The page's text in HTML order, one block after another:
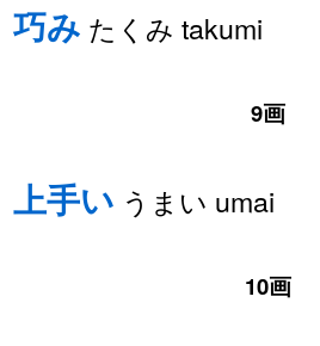
巧み たくみ takumi
9画
上手い うまい umai
10画